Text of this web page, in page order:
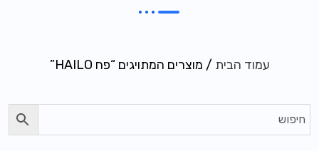
עמוד הבית / מוצרים המתויגים “פח HAILO”